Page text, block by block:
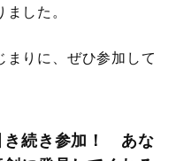
した。
りに、ぜひ参加して
き続き参加！ あな